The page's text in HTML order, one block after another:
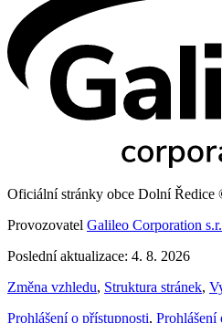
Oficiální stránky obce Dolní Ředice
Provozovatel Galileo Corporation
Poslední aktualizace: 4. 8. 2026
Změna vzhledu, Struktura stránek,
Prohlášení o přístupnosti, Prohlášení